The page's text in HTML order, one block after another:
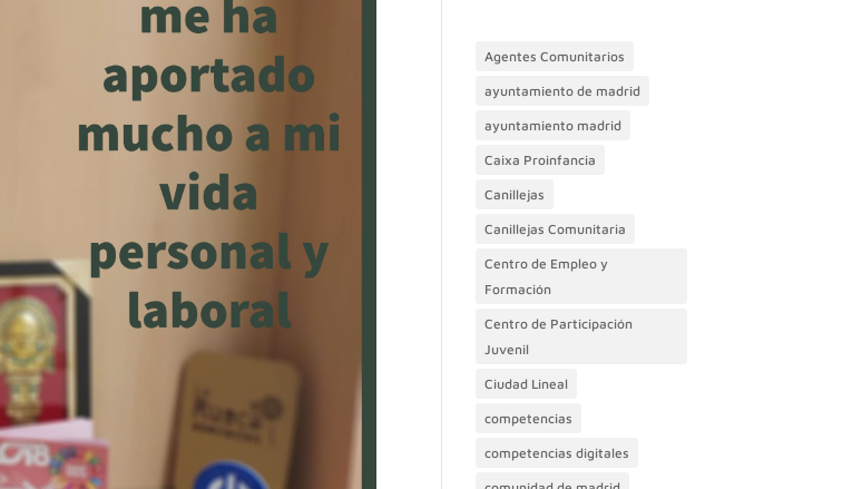
Agentes Comunitarios
ayuntamiento de madrid
ayuntamiento madrid
Caixa Proinfancia
Canillejas
Canillejas Comunitaria
Centro de Empleo y
Formación
Centro de Participación
Juvenil
Ciudad Lineal
competencias
competencias digitales